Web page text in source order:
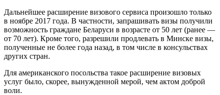
Дальнейшее расширение визового сервиса произошло только
в ноябре 2017 года. В частности, запрашивать визы получили
возможность граждане Беларуси в возрасте от 50 лет (ранее —
от 70 лет). Кроме того, разрешили продлевать в Минске визы,
полученные не более года назад, в том числе в консульствах
других стран.
Для американского посольства такое расширение визовых
услуг было, скорее, вынужденной мерой, чем актом доброй
воли.